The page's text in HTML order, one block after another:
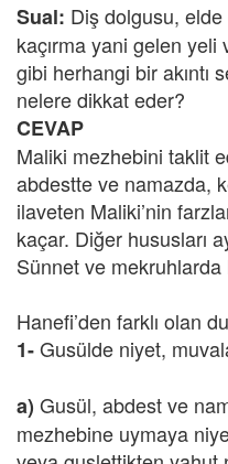
Sual: Diş dolgusu,
kaçırma yani gelen yeli
gibi herhangi bir akıntı
nelere dikkat eder?
CEVAP
Maliki mezhebini taklit
abdestte ve namazda,
ilaveten Maliki’nin
kaçar. Diğer hususları
Sünnet ve
Hanefi’den farklı olan
1-Gusülde niyet,
a) Gusül, abdest ve
mezhebine uymaya